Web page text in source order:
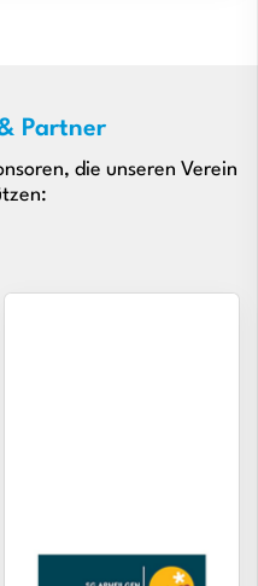
Partner
die unseren Verein